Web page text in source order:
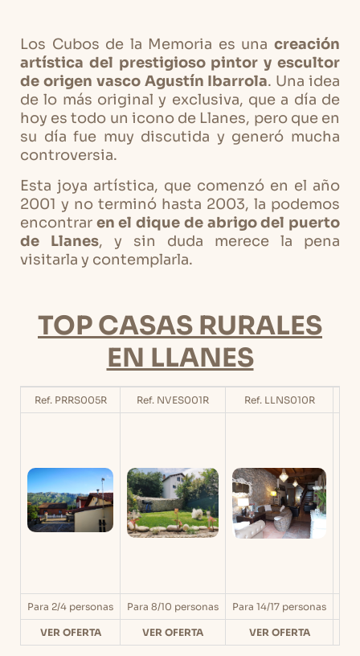
Los Cubos de la Memoria es una creación
artística del prestigioso pintor y escultor
de origen vasco Agustín Ibarrola. Una idea
de lo más original y exclusiva, que a día de
hoy es todo un icono de Llanes, pero que en
su día fue muy discutida y generó mucha
controversia.
Esta joya artística, que comenzó en el año
2001 y no terminó hasta 2003, la podemos
encontrar en el dique de abrigo del puerto
de Llanes, y sin duda merece la pena
visitarla y contemplarla.
TOP CASAS RURALES
EN LLANES
Ref. PRRS005R Ref. NVES001R Ref. LLNS010R
Para 2/4 personas Para 8/10 personas Para 14/17 personas
VER OFERTA VER OFERTA VER OFERTA